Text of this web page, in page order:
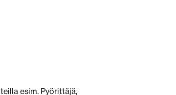
esim. Pyörittäjä,